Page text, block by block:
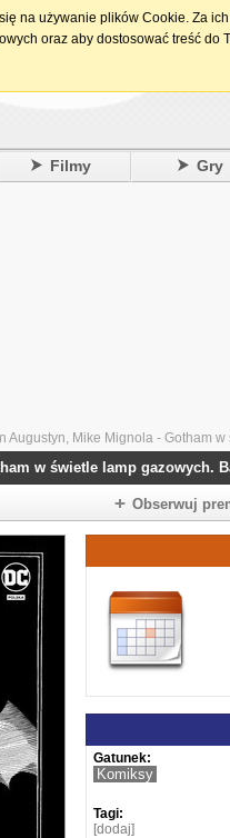
Filmy Gry
Augustyn, Mike Mignola - Gotham
w świetle lamp gazowych.
Obserwuj
Gatunek:
Komiksy
Tagi:
[dodaj]
na używanie plików Cookie. Za
oraz aby dostosować treść do